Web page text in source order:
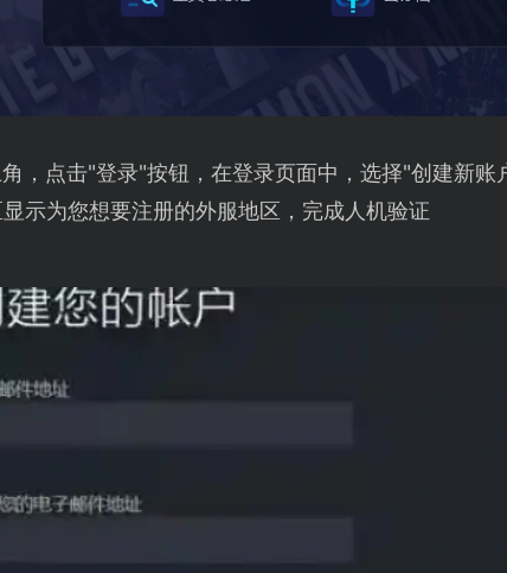
，点击"登录"按钮，在登录页面中，选择"创建新账
示为您想要注册的外服地区，完成人机验证